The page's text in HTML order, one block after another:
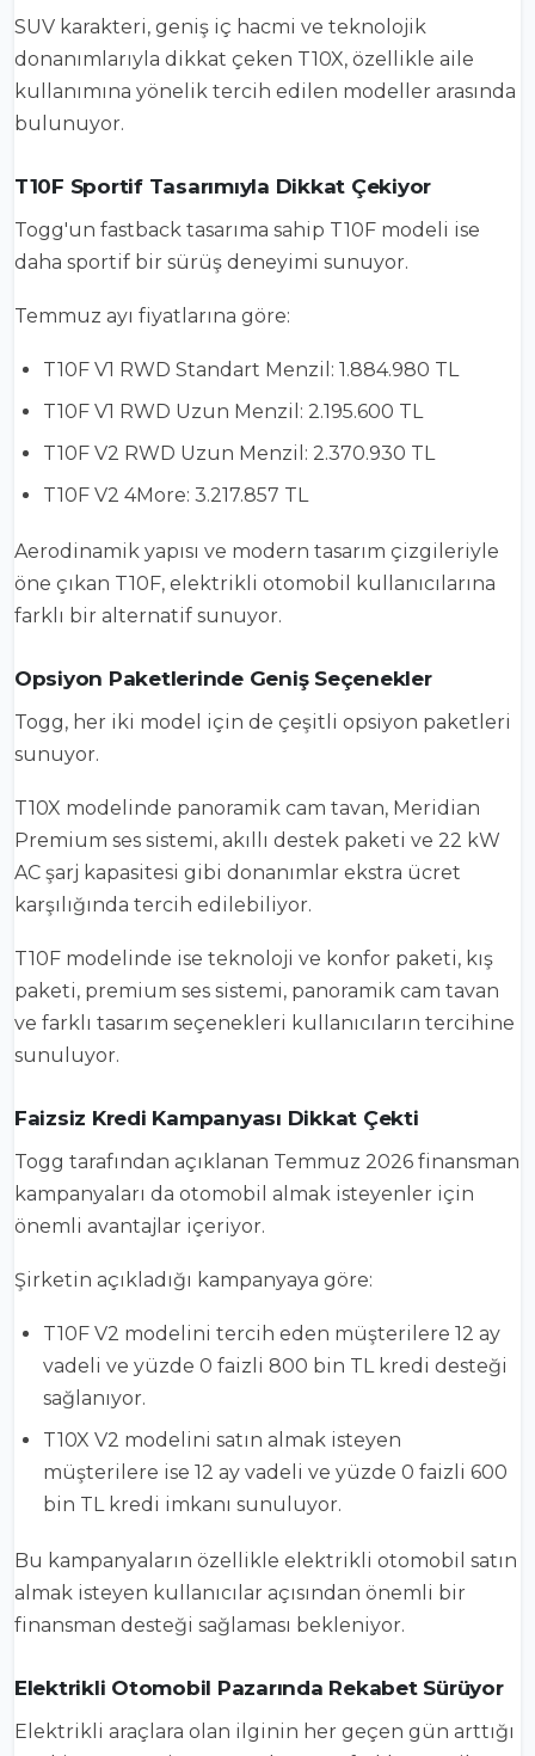
SUV karakteri, geniş iç hacmi ve teknolojik
donanımlarıyla dikkat çeken T10X, özellikle aile
kullanımına yönelik tercih edilen modeller arasında
bulunuyor.
T10F Sportif Tasarımıyla Dikkat Çekiyor
Togg'un fastback tasarıma sahip T10F modeli ise
daha sportif bir sürüş deneyimi sunuyor.
Temmuz ayı fiyatlarına göre:
T10F V1 RWD Standart Menzil: 1.884.980 TL
T10F V1 RWD Uzun Menzil: 2.195.600 TL
T10F V2 RWD Uzun Menzil: 2.370.930 TL
T10F V2 4More: 3.217.857 TL
Aerodinamik yapısı ve modern tasarım çizgileriyle
öne çıkan T10F, elektrikli otomobil kullanıcılarına
farklı bir alternatif sunuyor.
Opsiyon Paketlerinde Geniş Seçenekler
Togg, her iki model için de çeşitli opsiyon paketleri
sunuyor.
T10X modelinde panoramik cam tavan, Meridian
Premium ses sistemi, akıllı destek paketi ve 22 kW
AC şarj kapasitesi gibi donanımlar ekstra ücret
karşılığında tercih edilebiliyor.
T10F modelinde ise teknoloji ve konfor paketi, kış
paketi, premium ses sistemi, panoramik cam tavan
ve farklı tasarım seçenekleri kullanıcıların tercihine
sunuluyor.
Faizsiz Kredi Kampanyası Dikkat Çekti
Togg tarafından açıklanan Temmuz 2026 finansman
kampanyaları da otomobil almak isteyenler için
önemli avantajlar içeriyor.
Şirketin açıkladığı kampanyaya göre:
T10F V2 modelini tercih eden müşterilere 12 ay
vadeli ve yüzde 0 faizli 800 bin TL kredi desteği
sağlanıyor.
T10X V2 modelini satın almak isteyen
müşterilere ise 12 ay vadeli ve yüzde 0 faizli 600
bin TL kredi imkanı sunuluyor.
Bu kampanyaların özellikle elektrikli otomobil satın
almak isteyen kullanıcılar açısından önemli bir
finansman desteği sağlaması bekleniyor.
Elektrikli Otomobil Pazarında Rekabet Sürüyor
Elektrikli araçlara olan ilginin her geçen gün arttığı